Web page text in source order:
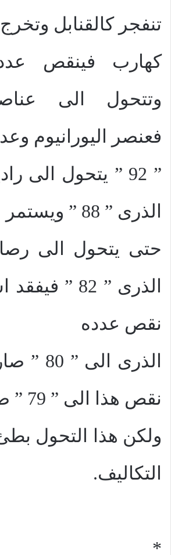
تنفجر كالقنابل
كهارب فينقص
وتتحول الى
فعنصر اليورانيوم
” 92 ” يتحول الى
الذرى ” 88 ” ويستمر الانقسام
حتى يتحول الى
الذرى ” 82 ”
نقص عدده
الذرى
نقص هذا الى ” 79 ” صار ذهبا
ولكن هذا التحول
التكاليف.
*